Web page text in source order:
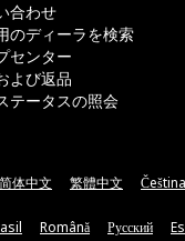
合わせ
のディーラを検索
センター
よび返品
テータスの照会
简体中文 繁體中文 Čeština
Română Русский